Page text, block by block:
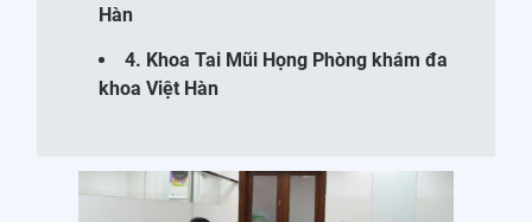
Hàn
4. Khoa Tai Mũi Họng Phòng khám đa
khoa Việt Hàn